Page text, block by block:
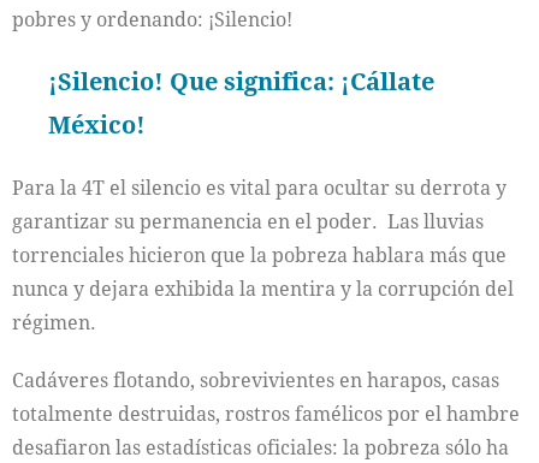
pobres y ordenando: ¡Silencio!
¡Silencio! Que significa: ¡Cállate
México!
Para la 4T el silencio es vital para ocultar su derrota y
garantizar su permanencia en el poder. Las lluvias
torrenciales hicieron que la pobreza hablara más que
nunca y dejara exhibida la mentira y la corrupción del
régimen.
Cadáveres flotando, sobrevivientes en harapos, casas
totalmente destruidas, rostros famélicos por el hambre
desafiaron las estadísticas oficiales: la pobreza sólo ha